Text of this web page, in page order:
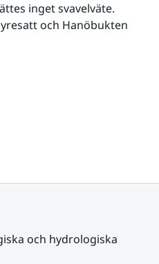
inget svavelväte.
och Hanöbukten
och hydrologiska